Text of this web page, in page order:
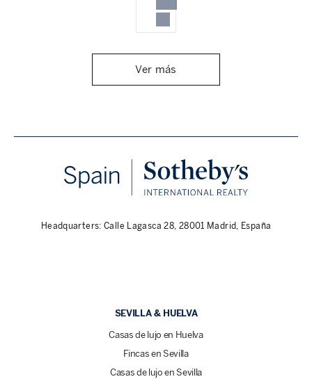
Ver más
Headquarters: Calle Lagasca 28, 28001 Madrid, España
SEVILLA & HUELVA
Casas de lujo en Huelva
Fincas en Sevilla
Casas de lujo en Sevilla